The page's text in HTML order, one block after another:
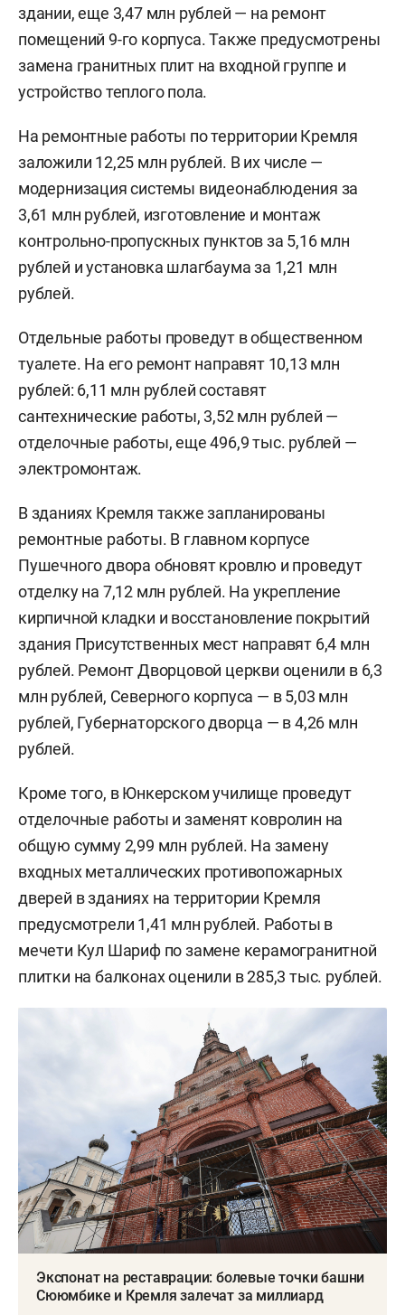
здании, еще 3,47 млн рублей — на ремонт
помещений 9-го корпуса. Также предусмотрены
замена гранитных плит на входной группе и
устройство теплого пола.
На ремонтные работы по территории Кремля
заложили 12,25 млн рублей. В их числе —
модернизация системы видеонаблюдения за
3,61 млн рублей, изготовление и монтаж
контрольно-пропускных пунктов за 5,16 млн
рублей и установка шлагбаума за 1,21 млн
рублей.
Отдельные работы проведут в общественном
туалете. На его ремонт направят 10,13 млн
рублей: 6,11 млн рублей составят
сантехнические работы, 3,52 млн рублей —
отделочные работы, еще 496,9 тыс. рублей —
электромонтаж.
В зданиях Кремля также запланированы
ремонтные работы. В главном корпусе
Пушечного двора обновят кровлю и проведут
отделку на 7,12 млн рублей. На укрепление
кирпичной кладки и восстановление покрытий
здания Присутственных мест направят 6,4 млн
рублей. Ремонт Дворцовой церкви оценили в 6,3
млн рублей, Северного корпуса — в 5,03 млн
рублей, Губернаторского дворца — в 4,26 млн
рублей.
Кроме того, в Юнкерском училище проведут
отделочные работы и заменят ковролин на
общую сумму 2,99 млн рублей. На замену
входных металлических противопожарных
дверей в зданиях на территории Кремля
предусмотрели 1,41 млн рублей. Работы в
мечети Кул Шариф по замене керамогранитной
плитки на балконах оценили в 285,3 тыс. рублей.
Экспонат на реставрации: болевые точки башни
Сююмбике и Кремля залечат за миллиард